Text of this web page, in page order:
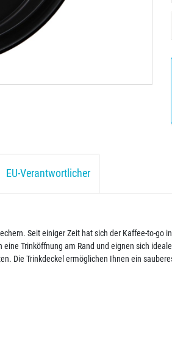
EU-Verantwortlicher
Seit einiger Zeit hat sich der Kaffee-to-
Trinköffnung am Rand und eignen sich
Die Trinkdeckel ermöglichen Ihnen ein